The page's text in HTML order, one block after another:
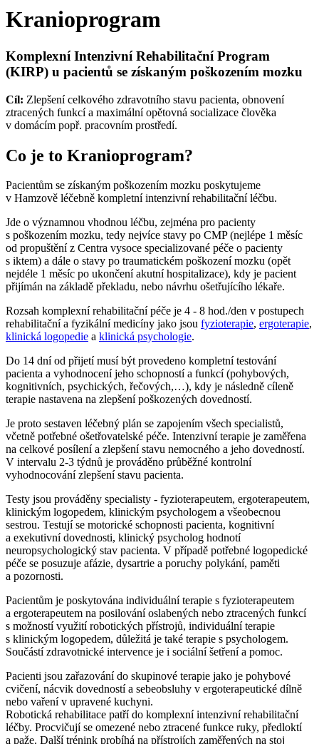
Kranioprogram
Komplexní Intenzivní Rehabilitační Program
(KIRP) u pacientů se získaným poškozením mozku
Cíl: Zlepšení celkového zdravotního stavu pacienta, obnovení
ztracených funkcí a maximální opětovná socializace člověka
v domácím popř. pracovním prostředí.
Co je to Kranioprogram?
Pacientům se získaným poškozením mozku poskytujeme
v Hamzově léčebně kompletní intenzivní rehabilitační léčbu.
Jde o významnou vhodnou léčbu, zejména pro pacienty
s poškozením mozku, tedy nejvíce stavy po CMP (nejlépe 1 měsíc
od propuštění z Centra vysoce specializované péče o pacienty
s iktem) a dále o stavy po traumatickém poškození mozku (opět
nejdéle 1 měsíc po ukončení akutní hospitalizace), kdy je pacient
přijímán na základě překladu, nebo návrhu ošetřujícího lékaře.
Rozsah komplexní rehabilitační péče je 4 - 8 hod./den v postupech
rehabilitační a fyzikální medicíny jako jsou fyzioterapie, ergoterapie,
klinická logopedie a klinická psychologie.
Do 14 dní od přijetí musí být provedeno kompletní testování
pacienta a vyhodnocení jeho schopností a funkcí (pohybových,
kognitivních, psychických, řečových,…), kdy je následně cíleně
terapie nastavena na zlepšení poškozených dovedností.
Je proto sestaven léčebný plán se zapojením všech specialistů,
včetně potřebné ošetřovatelské péče. Intenzivní terapie je zaměřena
na celkové posílení a zlepšení stavu nemocného a jeho dovedností.
V intervalu 2-3 týdnů je prováděno průběžné kontrolní
vyhodnocování zlepšení stavu pacienta.
Testy jsou prováděny specialisty - fyzioterapeutem, ergoterapeutem,
klinickým logopedem, klinickým psychologem a všeobecnou
sestrou. Testují se motorické schopnosti pacienta, kognitivní
a exekutivní dovednosti, klinický psycholog hodnotí
neuropsychologický stav pacienta. V případě potřebné logopedické
péče se posuzuje afázie, dysartrie a poruchy polykání, paměti
a pozornosti.
Pacientům je poskytována individuální terapie s fyzioterapeutem
a ergoterapeutem na posilování oslabených nebo ztracených funkcí
s možností využití robotických přístrojů, individuální terapie
s klinickým logopedem, důležitá je také terapie s psychologem.
Součástí zdravotnické intervence je i sociální šetření a pomoc.
Pacienti jsou zařazování do skupinové terapie jako je pohybové
cvičení, nácvik dovedností a sebeobsluhy v ergoterapeutické dílně
nebo vaření v upravené kuchyni.
Robotická rehabilitace patří do komplexní intenzivní rehabilitační
léčby. Procvičují se omezené nebo ztracené funkce ruky, předloktí
a paže. Další trénink probíhá na přístrojích zaměřených na stoj